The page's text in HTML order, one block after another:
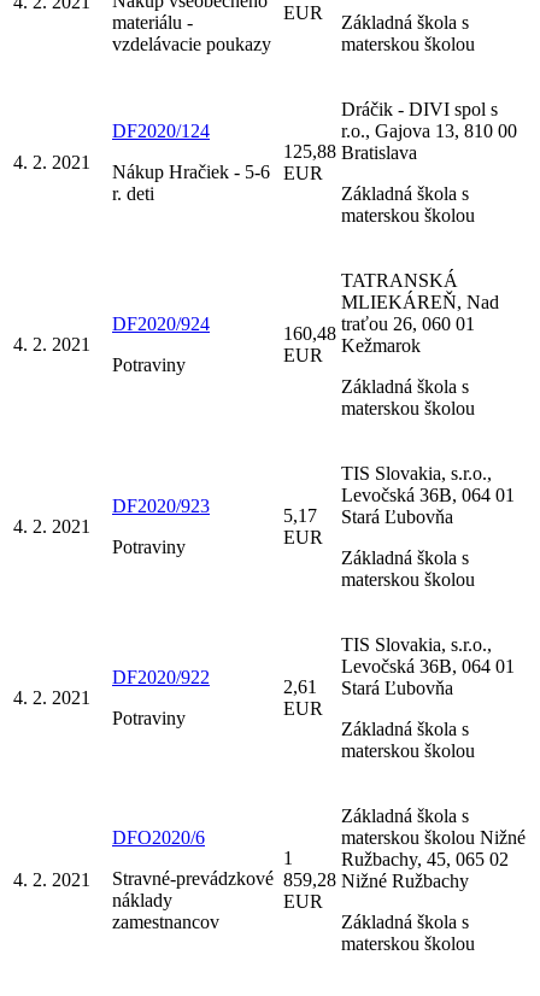
materiálu -
vzdelávacie poukazy
EUR
Základná škola s
materskou školou
4. 2. 2021
DF2020/124
Nákup Hračiek - 5-6
r. deti
125,88
EUR
Dráčik - DIVI spol s
r.o., Gajova 13, 810 00
Bratislava
Základná škola s
materskou školou
4. 2. 2021
DF2020/924
Potraviny
160,48
EUR
TATRANSKÁ
MLIEKÁREŇ, Nad
traťou 26, 060 01
Kežmarok
Základná škola s
materskou školou
4. 2. 2021
DF2020/923
Potraviny
5,17
EUR
TIS Slovakia, s.r.o.,
Levočská 36B, 064 01
Stará Ľubovňa
Základná škola s
materskou školou
4. 2. 2021
DF2020/922
Potraviny
2,61
EUR
TIS Slovakia, s.r.o.,
Levočská 36B, 064 01
Stará Ľubovňa
Základná škola s
materskou školou
4. 2. 2021
DFO2020/6
Stravné-prevádzkové
náklady
zamestnancov
1
859,28
EUR
Základná škola s
materskou školou Nižné
Ružbachy, 45, 065 02
Nižné Ružbachy
Základná škola s
materskou školou